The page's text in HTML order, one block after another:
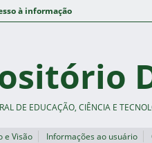
à informação
DE EDUCAÇÃO, CIÊNCIA E
e Visão Informações ao usuário